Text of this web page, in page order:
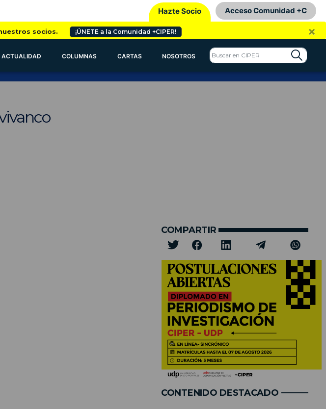
Hazte Socio Acceso Comunidad +C
socios. ¡ÚNETE a la Comunidad +CIPER! ×
ACTUALIDAD COLUMNAS CARTAS NOSOTROS
COMPARTIR
CONTENIDO DESTACADO